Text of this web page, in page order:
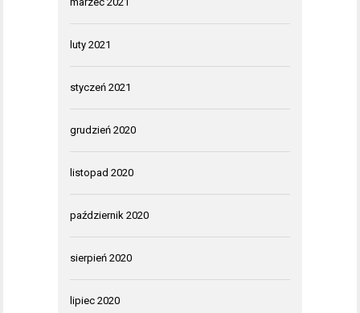
luty 2021
styczeń 2021
grudzień 2020
listopad 2020
październik 2020
sierpień 2020
lipiec 2020